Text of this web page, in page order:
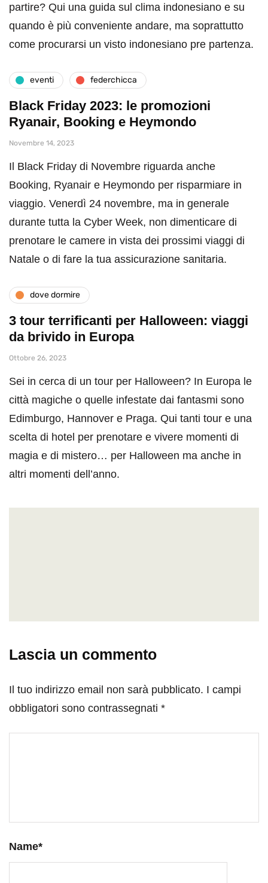
partire? Qui una guida sul clima indonesiano e su
quando è più conveniente andare, ma soprattutto
come procurarsi un visto indonesiano pre partenza.
eventi federchicca
Black Friday 2023: le promozioni
Ryanair, Booking e Heymondo
Novembre 14, 2023
Il Black Friday di Novembre riguarda anche
Booking, Ryanair e Heymondo per risparmiare in
viaggio. Venerdì 24 novembre, ma in generale
durante tutta la Cyber Week, non dimenticare di
prenotare le camere in vista dei prossimi viaggi di
Natale o di fare la tua assicurazione sanitaria.
dove dormire
3 tour terrificanti per Halloween: viaggi
da brivido in Europa
Ottobre 26, 2023
Sei in cerca di un tour per Halloween? In Europa le
città magiche o quelle infestate dai fantasmi sono
Edimburgo, Hannover e Praga. Qui tanti tour e una
scelta di hotel per prenotare e vivere momenti di
magia e di mistero… per Halloween ma anche in
altri momenti dell’anno.
Lascia un commento
Il tuo indirizzo email non sarà pubblicato. I campi
obbligatori sono contrassegnati *
Name*